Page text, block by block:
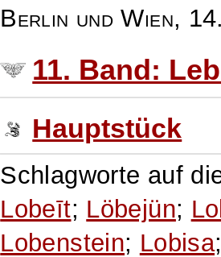
Berlin und Wien,
11. Band:
Hauptstück
Schlagworte auf
Lobeīt; Löbejün;
Lobenstein; Lobisa